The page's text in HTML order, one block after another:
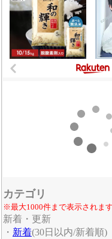
カテゴリ
※最大1000件まで表示されます
新着・更新
・ 新着(30日以内/新着順)